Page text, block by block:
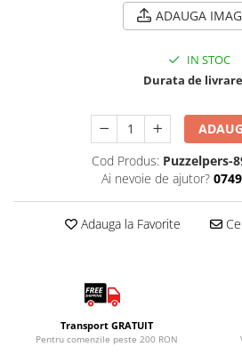
ADAUGA
IN STOC
Durata de
Cod Produs: Puzzelpers-
Ai nevoie de ajutor?
Adauga la Favorite
Transport GRATUIT
Pentru comenzile peste 200 RON